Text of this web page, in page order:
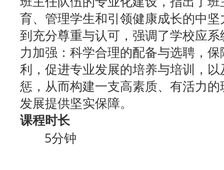
育、管理学生和引领健康成长的中
到充分尊重与认可，强调了学校应
力加强：科学合理的配备与选聘，
利，促进专业发展的培养与培训，
惩，从而构建一支高素质、有活力
发展提供坚实保障。
课程时长
5分钟